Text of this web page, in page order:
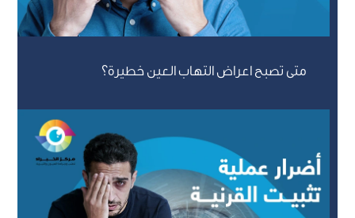
متى تصبح اعراض التهاب العين خطيرة؟